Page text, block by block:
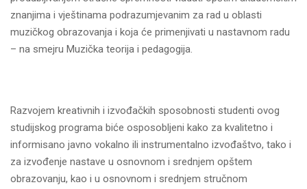
znanjima i vještinama podrazumjevanim za rad u oblasti
muzičkog obrazovanja i koja će primenjivati u nastavnom radu
– na smejru Muzička teorija i pedagogija.
Razvojem kreativnih i izvođačkih sposobnosti studenti ovog
studijskog programa biće osposoblјeni kako za kvalitetno i
informisano javno vokalno ili instrumentalno izvođaštvo, tako i
za izvođenje nastave u osnovnom i srednjem opštem
obrazovanju, kao i u osnovnom i srednjem stručnom